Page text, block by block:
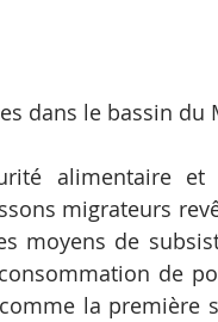
dans le bassin du
alimentaire et
migrateurs
moyens de
de
la première